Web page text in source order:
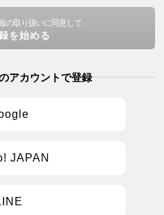
の取り扱いに同意して
を始める
アカウントで登録
JAPAN